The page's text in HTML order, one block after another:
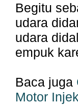
Begitu
udara
udara
empuk
Baca juga
Motor